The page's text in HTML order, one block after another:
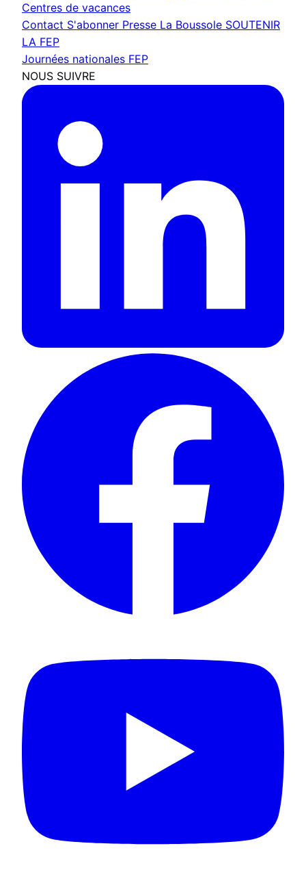
Centres de vacances
Contact S'abonner Presse La Boussole SOUTENIR
LA FEP
Journées nationales FEP
NOUS SUIVRE